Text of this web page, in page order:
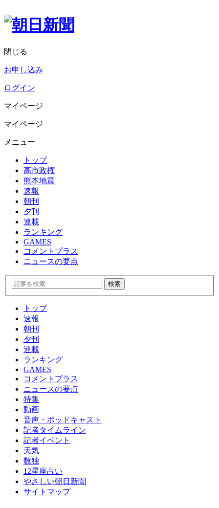
閉じる
お申し込み
ログイン
マイページ
マイページ
メニュー
トップ
高市政権
熊本地震
速報
朝刊
夕刊
連載
ランキング
GAMES
コメントプラス
ニュースの要点
トップ
速報
朝刊
夕刊
連載
ランキング
GAMES
コメントプラス
ニュースの要点
特集
動画
音声・ポッドキャスト
記者タイムライン
記者イベント
天気
数独
12星座占い
やさしい朝日新聞
サイトマップ